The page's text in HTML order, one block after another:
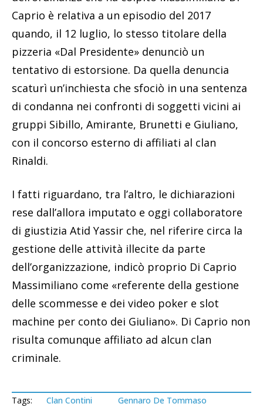
Caprio è relativa a un episodio del 2017
quando, il 12 luglio, lo stesso titolare della
pizzeria «Dal Presidente» denunciò un
tentativo di estorsione. Da quella denuncia
scaturì un’inchiesta che sfociò in una sentenza
di condanna nei confronti di soggetti vicini ai
gruppi Sibillo, Amirante, Brunetti e Giuliano,
con il concorso esterno di affiliati al clan
Rinaldi.
I fatti riguardano, tra l’altro, le dichiarazioni
rese dall’allora imputato e oggi collaboratore
di giustizia Atid Yassir che, nel riferire circa la
gestione delle attività illecite da parte
dell’organizzazione, indicò proprio Di Caprio
Massimiliano come «referente della gestione
delle scommesse e dei video poker e slot
machine per conto dei Giuliano». Di Caprio non
risulta comunque affiliato ad alcun clan
criminale.
Tags: Clan Contini
Gennaro De Tommaso